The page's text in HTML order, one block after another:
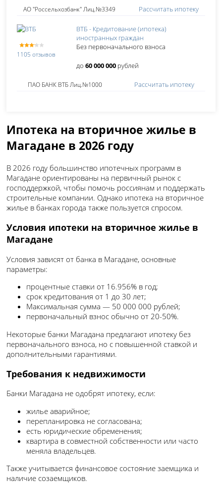
АО "Россельхозбанк" Лиц.№3349 Рассчитать ипотеку
1105 отзывов
ВТБ - Кредитование (ипотека)
иностранных граждан
Без первоначального взноса
до60 000 000 рублей
ПАО БАНК ВТБ Лиц.№1000 Рассчитать ипотеку
Ипотека на вторичное жилье в
Магадане в 2026 году
В 2026 году большинство ипотечных программ в
Магадане ориентированы на первичный рынок с
господдержкой, чтобы помочь россиянам и поддержать
строительные компании. Однако ипотека на вторичное
жилье в банках города также пользуется спросом.
Условия ипотеки на вторичное жилье в
Магадане
Условия зависят от банка в Магадане, основные
параметры:
процентные ставки от 16.956% в год;
срок кредитования от 1 до 30 лет;
Максимальная сумма — 50 000 000 рублей;
первоначальный взнос обычно от 20-50%.
Некоторые банки Магадана предлагают ипотеку без
первоначального взноса, но с повышенной ставкой и
дополнительными гарантиями.
Требования к недвижимости
Банки Магадана не одобрят ипотеку, если:
жилье аварийное;
перепланировка не согласована;
есть юридические обременения;
квартира в совместной собственности или часто
меняла владельцев.
Также учитывается финансовое состояние заемщика и
наличие созаемщиков.